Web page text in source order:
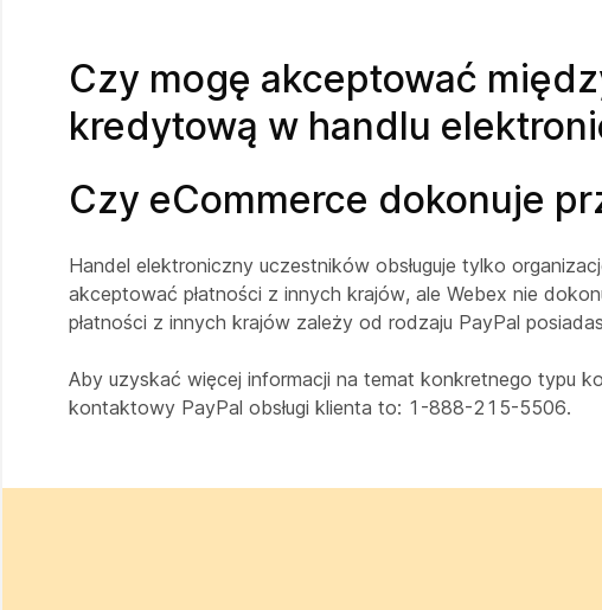
Czy mogę akceptować
kredytową w handlu
Czy eCommerce dokonuje
Handel elektroniczny uczestników obsługuje tylko
akceptować płatności z innych krajów, ale Webex nie
płatności z innych krajów zależy od rodzaju PayPal
Aby uzyskać więcej informacji na temat konkretnego typu
kontaktowy PayPal obsługi klienta to: 1-888-215-5506.